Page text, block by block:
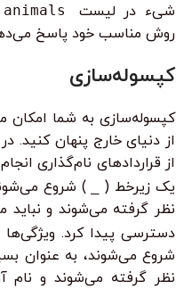
شیء در لیست
animals
روش مناسب خود پاسخ
کپسوله‌سازی
کپسوله‌سازی به شما
از دنیای خارج پنهان کنید.
از قراردادهای نام‌گذاری
یک زیرخط (
نظر گرفته می‌شوند و نباید
دسترسی پیدا کرد.
نظر گرفته می‌شوند و نام